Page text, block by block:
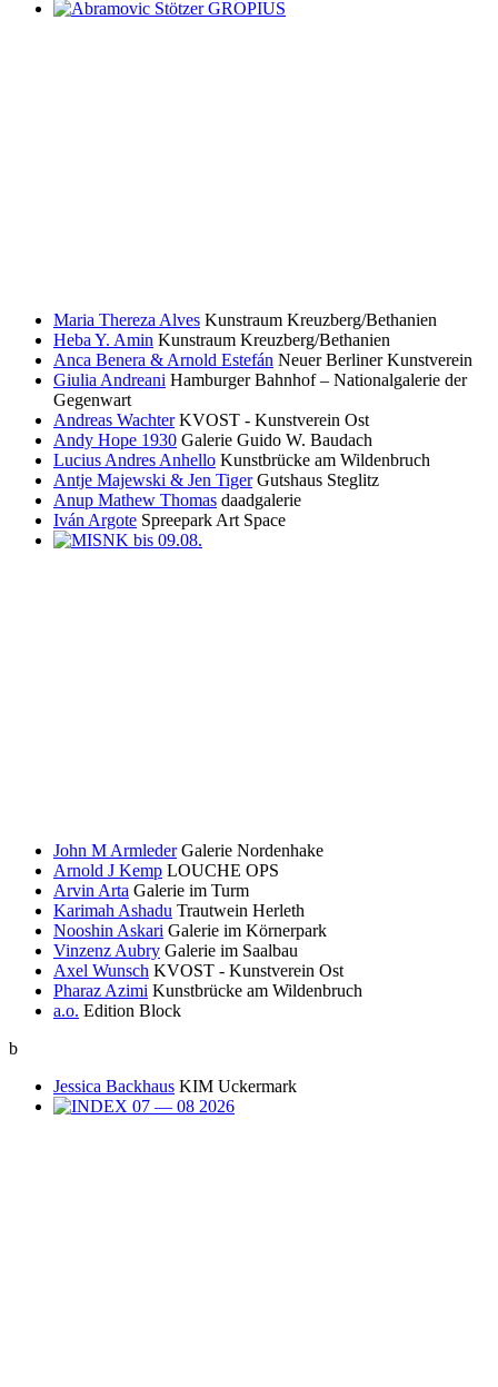
Maria Thereza Alves Kunstraum Kreuzberg/Bethanien
Heba Y. Amin Kunstraum Kreuzberg/Bethanien
Anca Benera & Arnold Estefán Neuer Berliner Kunstverein
Giulia Andreani Hamburger Bahnhof – Nationalgalerie der
Gegenwart
Andreas Wachter KVOST - Kunstverein Ost
Andy Hope 1930 Galerie Guido W. Baudach
Lucius Andres Anhello Kunstbrücke am Wildenbruch
Antje Majewski & Jen Tiger Gutshaus Steglitz
Anup Mathew Thomas daadgalerie
Iván Argote Spreepark Art Space
John M Armleder Galerie Nordenhake
Arnold J Kemp LOUCHE OPS
Arvin Arta Galerie im Turm
Karimah Ashadu Trautwein Herleth
Nooshin Askari Galerie im Körnerpark
Vinzenz Aubry Galerie im Saalbau
Axel Wunsch KVOST - Kunstverein Ost
Pharaz Azimi Kunstbrücke am Wildenbruch
a.o. Edition Block
b
Jessica Backhaus KIM Uckermark